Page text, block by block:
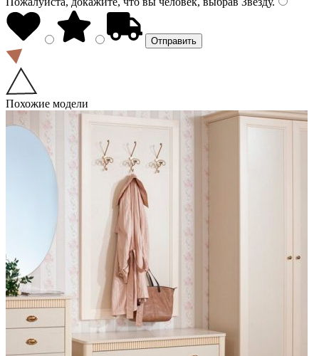
Похожие модели